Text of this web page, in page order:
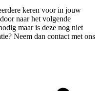
keren voor in jouw
naar het volgende
maar is deze nog niet
Neem dan contact met ons